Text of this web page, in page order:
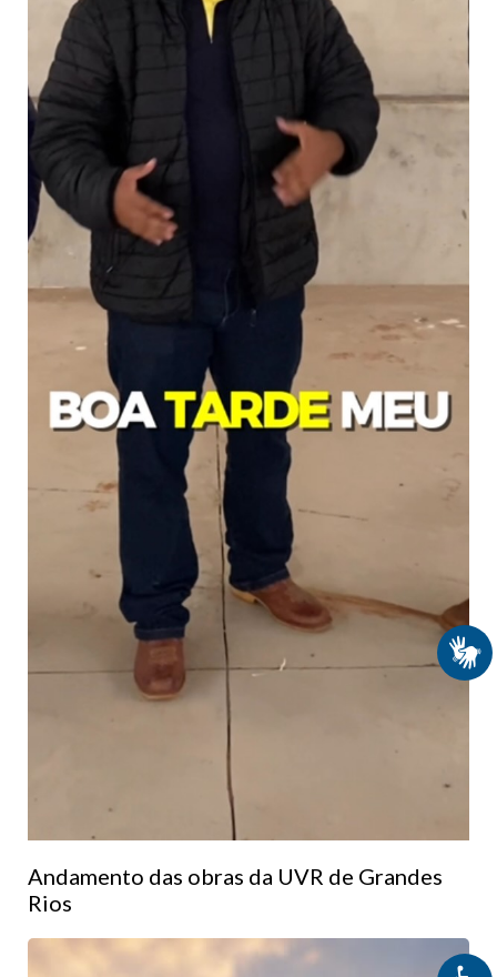
Andamento das obras da UVR de Grandes
Rios